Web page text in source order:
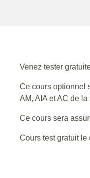
Venez tester
Ce cours optionnel
AM, AIA et AC de
Ce cours sera
Cours test gratuit